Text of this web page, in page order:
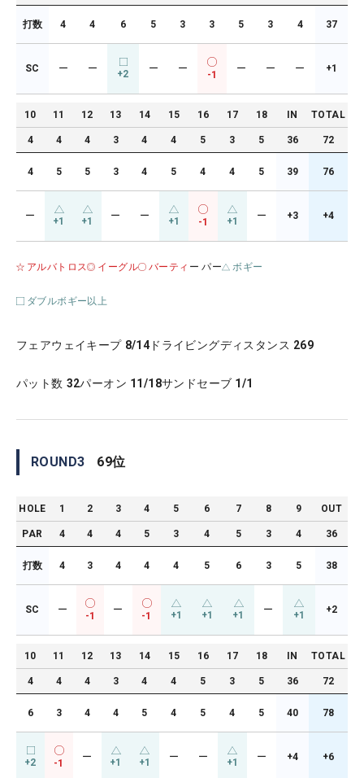
打数 4 4 6 5 3 3 5 3 4 37
SC ー ー +2 ー ー
-1
ー ー ー +1
10 11 12 13 14 15 16 17 18 IN TOTAL
4 4 4 3 4 4 5 3 5 36 72
4 5 5 3 4 5 4 4 5 39 76
ー +1 +1 ー ー +1 -1 +1 ー +3 +4
アルバトロス イーグル バーティ ー パー ボギー
ダブルボギー以上
フェアウェイキープ 8/14 ドライビングディスタンス 269
パット数 32パーオン 11/18サンドセーブ 1/1
ROUND3 69位
HOLE 1 2 3 4 5 6 7 8 9 OUT
PAR 4 4 4 5 3 4 5 3 4 36
打数 4 3 4 4 4 5 6 3 5 38
SC ー
-1
ー
-1 +1 +1 +1 ー +1 +2
10 11 12 13 14 15 16 17 18 IN TOTAL
4 4 4 3 4 4 5 3 5 36 72
6 3 4 4 5 4 5 4 5 40 78
+2 -1
ー +1 +1 ー ー +1 ー +4 +6